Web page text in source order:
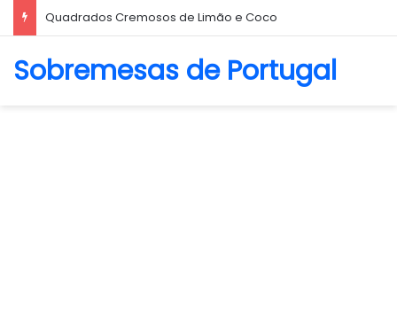
Quadrados Cremosos de Limão e Coco
Sobremesas de Portugal